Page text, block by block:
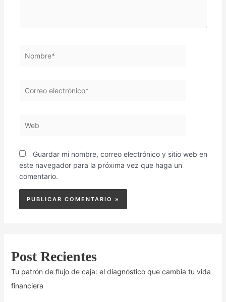
electrónico*
Guardar mi nombre, correo electrónico y sitio web en
este navegador para la próxima vez que haga un
comentario.
Post Recientes
Tu patrón de flujo de caja: el diagnóstico que cambia tu vida
financiera